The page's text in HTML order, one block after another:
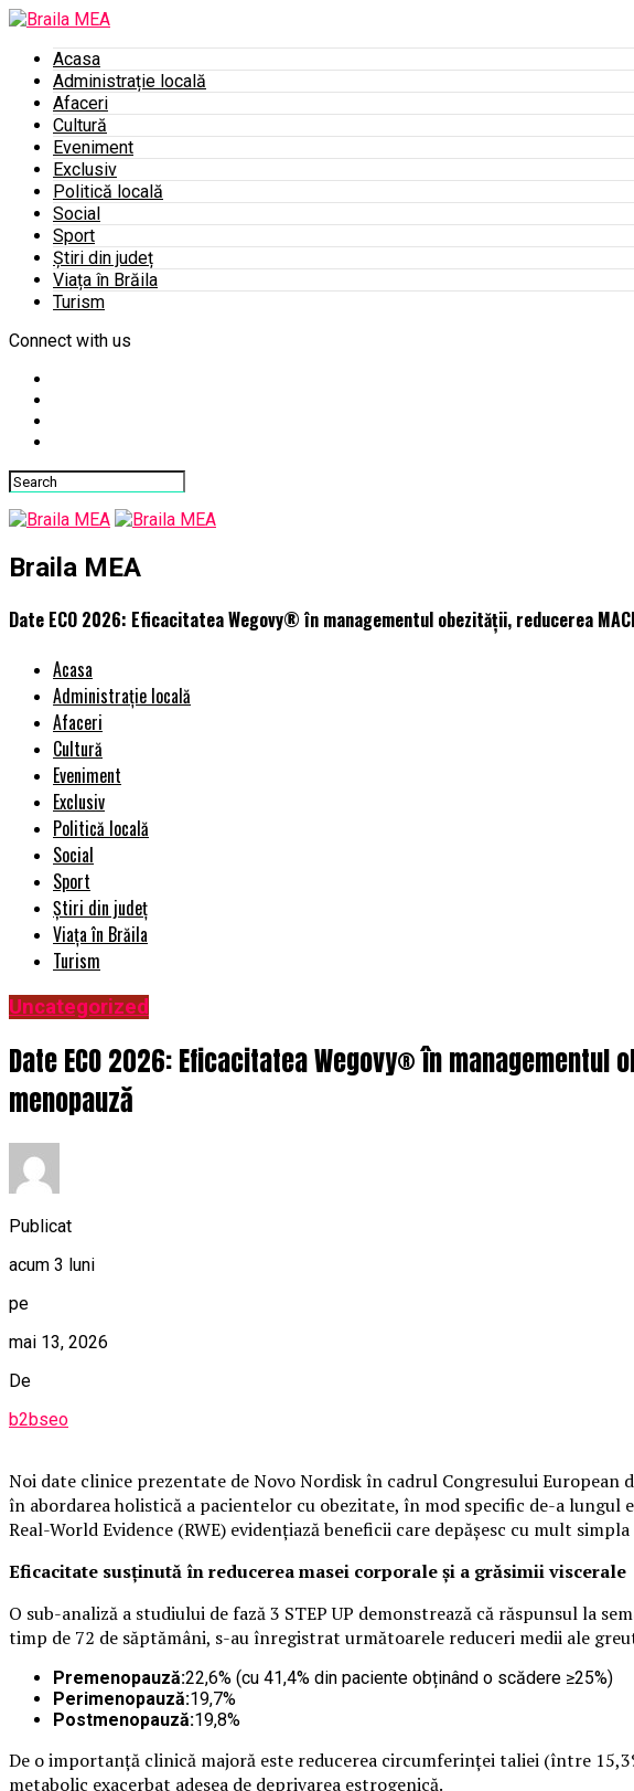
Acasa
Administrație locală
Afaceri
Cultură
Eveniment
Exclusiv
Politică locală
Social
Sport
Știri din județ
Viața în Brăila
Turism
Connect with us
Braila MEA
Date ECO 2026: Eficacitatea Wegovy® în managementul obezității, reducerea
Acasa
Administrație locală
Afaceri
Cultură
Eveniment
Exclusiv
Politică locală
Social
Sport
Știri din județ
Viața în Brăila
Turism
Uncategorized
Date ECO 2026: Eficacitatea Wegovy® în
menopauză
Publicat
acum 3 luni
pe
mai 13, 2026
De
b2bseo
Noi date clinice prezentate de Novo Nordisk în cadrul Congresului European
în abordarea holistică a pacientelor cu obezitate, în mod specific de-a lungul
Real-World Evidence (RWE) evidențiază beneficii care depășesc cu mult
Eficacitate susținută în reducerea masei corporale și a grăsimii viscerale
O sub-analiză a studiului de fază 3 STEP UP demonstrează că răspunsul la
timp de 72 de săptămâni, s-au înregistrat următoarele reduceri medii ale
Premenopauză:22,6% (cu 41,4% din paciente obținând o scădere ≥25%)
Perimenopauză:19,7%
Postmenopauză:19,8%
De o importanță clinică majoră este reducerea circumferinței taliei (între
metabolic exacerbat adesea de deprivarea estrogenică.